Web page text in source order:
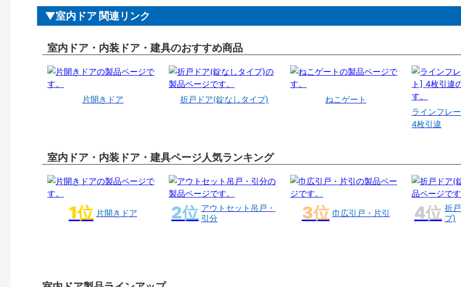
室内ドア 関連リンク
室内ドア・内装ドア・建具のおすすめ商品
片開きドア 折戸ドア(錠なしタイプ)
ねこゲート
ラインフレ
4枚引違
室内ドア・内装ドア・建具ページ人気ランキング
片開きドア
アウトセット吊戸・
引分
巾広引戸・片引
折
プ)